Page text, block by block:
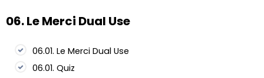
06. Le Merci Dual Use
06.01. Le Merci Dual Use
06.01. Quiz